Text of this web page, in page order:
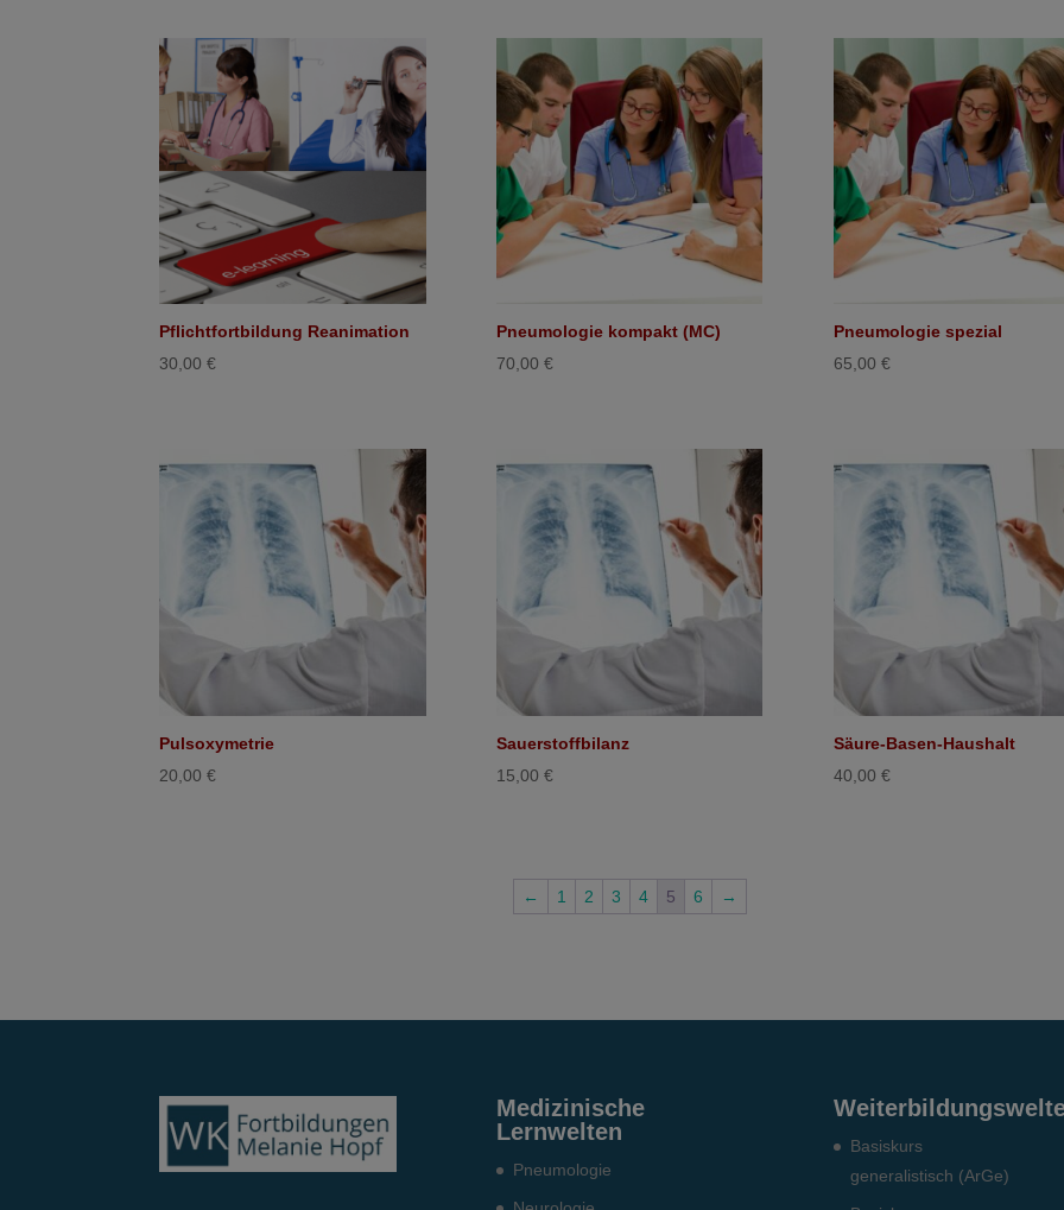
Pflichtfortbildung Reanimation
30,00€
Pneumologie kompakt (MC)
70,00 €
Pneumologie spezial
65,00 €
Pulsoxymetrie
20,00€
Sauerstoffbilanz
15,00 €
Säure-Basen-Haushalt
40,00 €
← 1 2 3 4 5 6 →
Medizinische
Lernwelten
Pneumo­logie
Basiskurs
generalistisch (ArGe)